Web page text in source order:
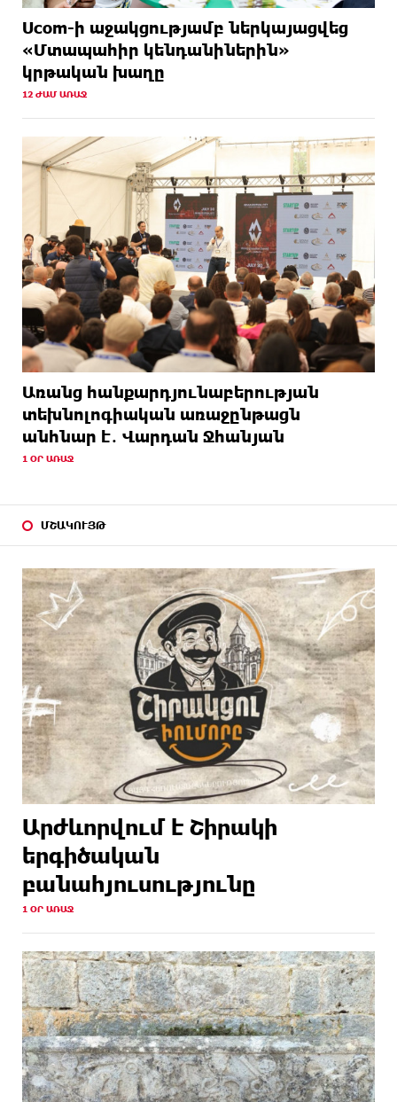
Ucom-ի աջակցությամբ ներկայացվեց
«Մտապահիր կենդանիներին»
կրթական խաղը
12 ԺԱՄ ԱՌԱՋ
Առանց հանքարդյունաբերության
տեխնոլոգիական առաջընթացն
անհնար է․ Վարդան Ջհանյան
1 ՕՐ ԱՌԱՋ
ՄՇԱԿՈՒՅԹ
Արժևորվում է Շիրակի
երգիծական
բանահյուսությունը
1 ՕՐ ԱՌԱՋ